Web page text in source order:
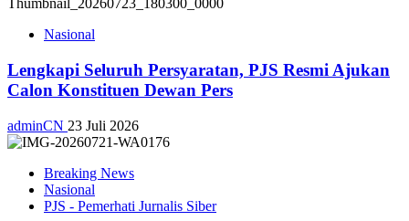
Nasional
Lengkapi Seluruh Persyaratan, PJS Resmi Ajukan
Calon Konstituen Dewan Pers
adminCN 23 Juli 2026
Breaking News
Nasional
PJS - Pemerhati Jurnalis Siber